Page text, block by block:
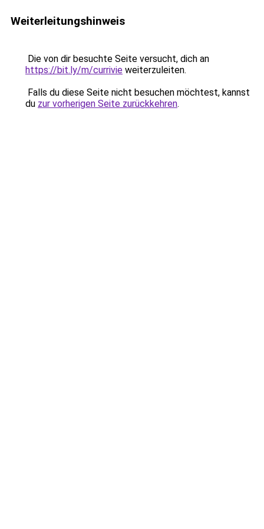
Weiterleitungshinweis
Die von dir besuchte Seite versucht, dich an
https://bit.ly/m/currivie weiterzuleiten.
Falls du diese Seite nicht besuchen möchtest, kannst
du zur vorherigen Seite zurückkehren.